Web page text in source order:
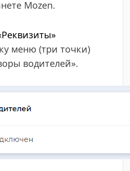
Mozen.
меню (три точки)
водителей».